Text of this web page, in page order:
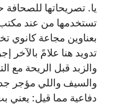
يا. تصريحاتها
تستخدمها من عند
بعناوين مجاعة كانوي
تدويد هنا علامً بالآخر
والزبد قبل الريحة مع
والسيف واللي مؤجر
دفاعية مما قيل: